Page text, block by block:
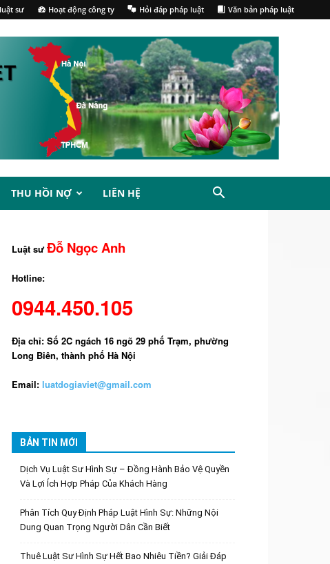
sư Hoạt động công ty Hỏi đáp pháp luật Văn bản pháp luật
THU HỒI NỢ LIÊN HỆ
Luật sưĐỗ Ngọc Anh
Hotline:
0944.450.105
Địa chỉ: Số 2C ngách 16 ngõ 29 phố Trạm, phường
Long Biên, thành phố Hà Nội
Email: luatdogiaviet@gmail.com
BẢN TIN MỚI
Dịch Vụ Luật Sư Hình Sự – Đồng Hành Bảo Vệ Quyền
Và Lợi Ích Hợp Pháp Của Khách Hàng
Phân Tích Quy Định Pháp Luật Hình Sự: Những Nội
Dung Quan Trọng Người Dân Cần Biết
Thuê Luật Sư Hình Sự Hết Bao Nhiêu Tiền? Giải Đáp